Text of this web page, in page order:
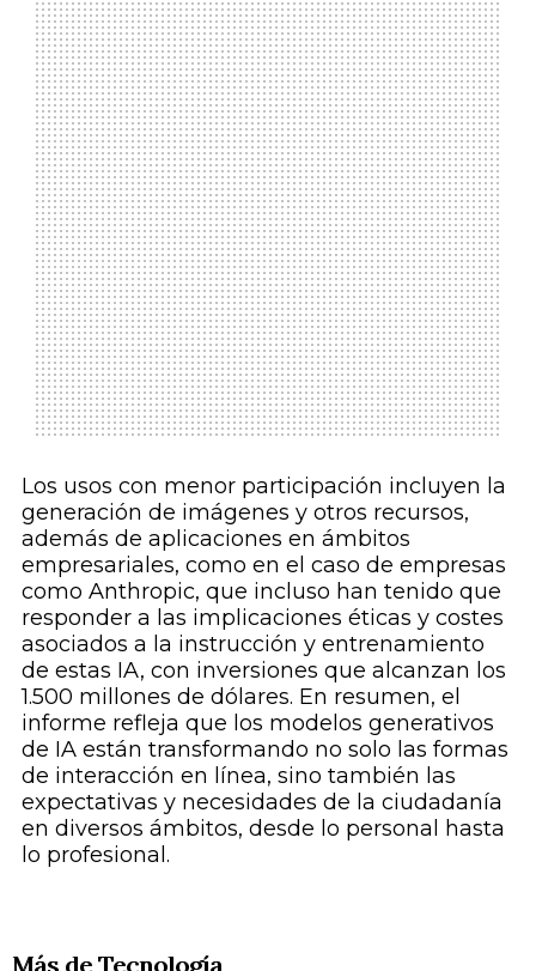
Los usos con menor participación incluyen la
generación de imágenes y otros recursos,
además de aplicaciones en ámbitos
empresariales, como en el caso de empresas
como Anthropic, que incluso han tenido que
responder a las implicaciones éticas y costes
asociados a la instrucción y entrenamiento
de estas IA, con inversiones que alcanzan los
1.500 millones de dólares. En resumen, el
informe refleja que los modelos generativos
de IA están transformando no solo las formas
de interacción en línea, sino también las
expectativas y necesidades de la ciudadanía
en diversos ámbitos, desde lo personal hasta
lo profesional.
Más de Tecnología